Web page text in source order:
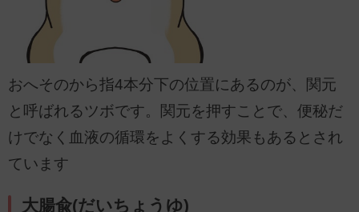
おへそのから指4本分下の位置にあるのが、関元
と呼ばれるツボです。関元を押すことで、便秘だ
けでなく血液の循環をよくする効果もあるとされ
ています
大腸兪(だいちょうゆ)